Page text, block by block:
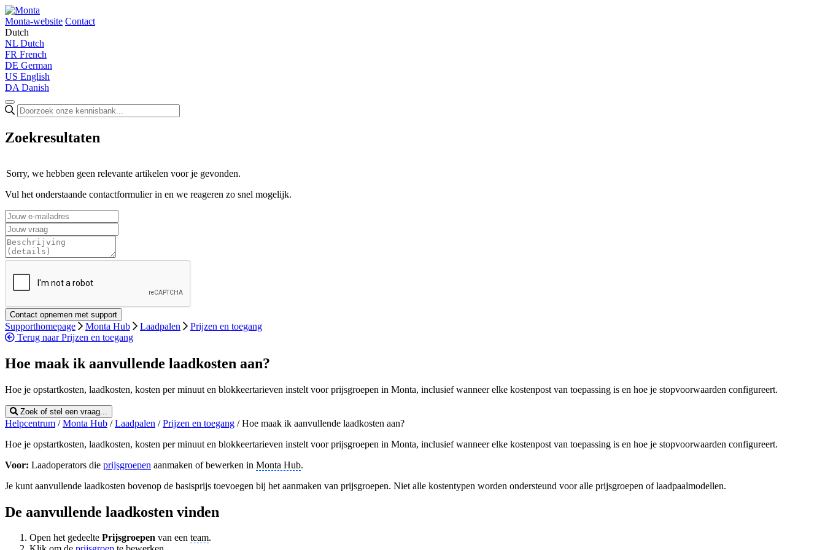
Monta-website Contact
Dutch
NL Dutch
FR French
DE German
US English
DA Danish
Zoekresultaten
Sorry, we hebben geen relevante artikelen voor je gevonden.
Vul het onderstaande contactformulier in en we reageren zo snel mogelijk.
Supporthomepage Monta Hub Laadpalen
Prijzen en toegang
Terug naar Prijzen en toegang
Hoe maak ik aanvullende laadkosten aan?
Hoe je opstartkosten, laadkosten, kosten per minuut en blokkeertarieven instelt voor prijsgroepen in Monta, inclusief wanneer elke kostenpost van toepassing is en hoe je stopvoorwaarden configureert.
Zoek of stel een vraag...
Helpcentrum / Monta Hub / Laadpalen / Prijzen en toegang / Hoe maak ik aanvullende laadkosten aan?
Hoe je opstartkosten, laadkosten, kosten per minuut en blokkeertarieven instelt voor prijsgroepen in Monta, inclusief wanneer elke kostenpost van toepassing is en hoe je stopvoorwaarden configureert.
Voor: Laadoperators die prijsgroepen aanmaken of bewerken in Monta Hub.
Je kunt aanvullende laadkosten bovenop de basisprijs toevoegen bij het aanmaken van prijsgroepen. Niet alle kostentypen worden ondersteund voor alle prijsgroepen of laadpaalmodellen.
De aanvullende laadkosten vinden
Open het gedeelte Prijsgroepen van een team.